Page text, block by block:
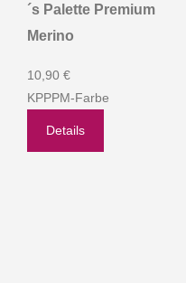
´s Palette Premium
Merino
10,90 €
KPPPM-Farbe
Details